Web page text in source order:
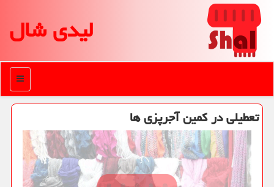
لیدی شال
منو
تعطیلی در كمین آجرپزی ها